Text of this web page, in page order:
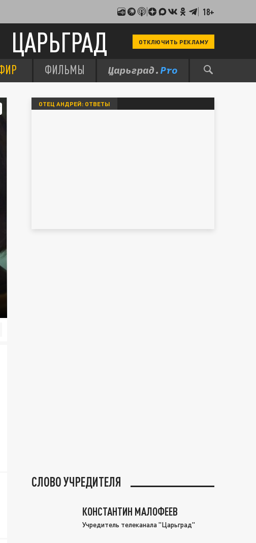
18+
ЦАРЬГРАД ОТКЛЮЧИТЬ РЕКЛАМУ
ФИЛЬМЫ
ОТЕЦ АНДРЕЙ: ОТВЕТЫ
СЛОВО УЧРЕДИТЕЛЯ
КОНСТАНТИН МАЛОФЕЕВ
Учредитель телеканала "Царьград"